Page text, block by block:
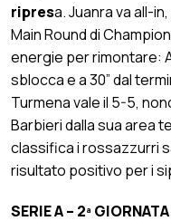
ripresa. Juanra va all-
Main Round di
energie per rimontare:
sblocca e a 30” dal
Turmena vale il 5-5,
Barbieri dalla sua area
classifica i rossazzurri
risultato positivo per i
SERIE A – 2ª GIORNATA